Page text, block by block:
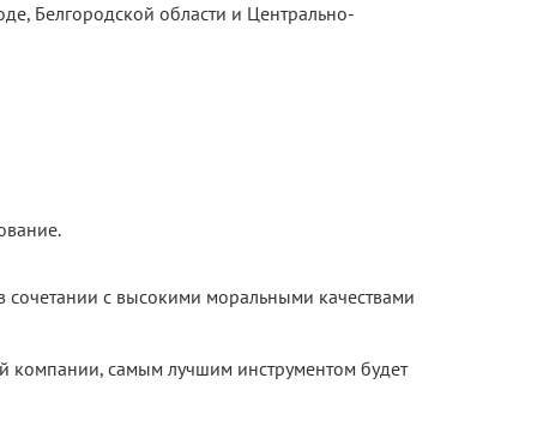
Белгородской области и Центрально-
сочетании с высокими моральными качествами
компании, самым лучшим инструментом будет